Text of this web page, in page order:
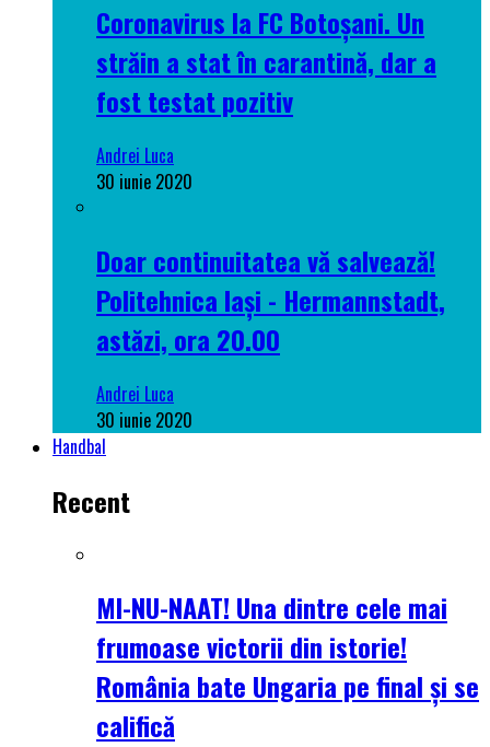
Coronavirus la FC Botoșani. Un
străin a stat în carantină, dar a
fost testat pozitiv
Andrei Luca
30 iunie 2020
Doar continuitatea vă salvează!
Politehnica Iași - Hermannstadt,
astăzi, ora 20.00
Andrei Luca
30 iunie 2020
Handbal
Recent
MI-NU-NAAT! Una dintre cele mai
frumoase victorii din istorie!
România bate Ungaria pe final și se
califică